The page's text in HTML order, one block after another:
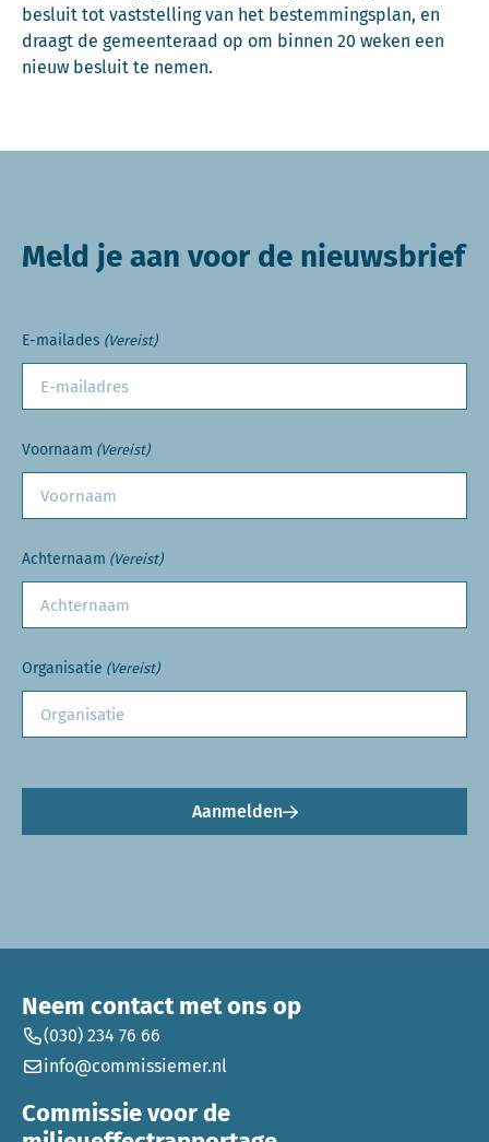
besluit tot vaststelling van het bestemmingsplan, en
draagt de gemeenteraad op om binnen 20 weken een
nieuw besluit te nemen.
Meld je aan voor de nieuwsbrief
E-mailades (Vereist)
Voornaam (Vereist)
Achternaam (Vereist)
Organisatie (Vereist)
Aanmelden
Neem contact met ons op
(030) 234 76 66
info@commissiemer.nl
Commissie voor de